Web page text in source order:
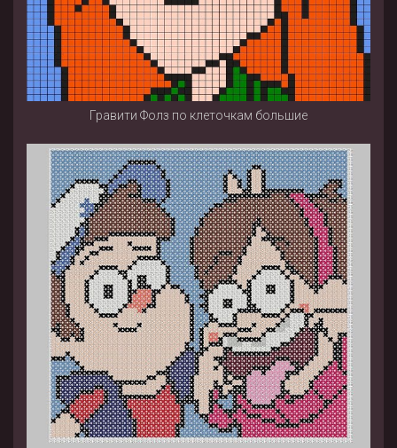
Гравити Фолз по клеточкам большие